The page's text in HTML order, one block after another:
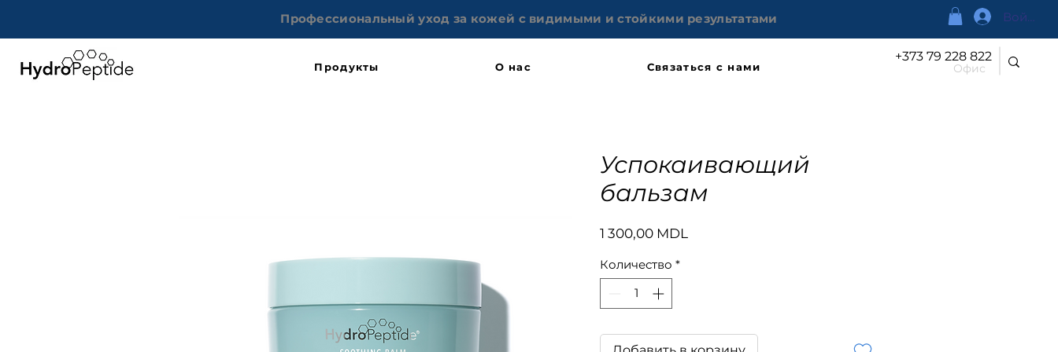
Профессиональный уход за кожей с видимыми и стойкими результатами Войти
Продукты О нас Связаться с нами
+373 79 228 822
Офис
Успокаивающий
бальзам
1 300,00 MDL
Количество *